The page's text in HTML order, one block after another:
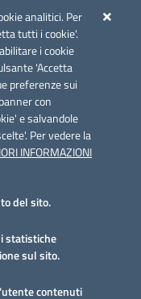
analitici. Per
tutti i cookie'.
i cookie
'Accetta
preferenze sui
con
e salvandole
Per vedere la
INFORMAZIONI
del sito.
statistiche
sul sito.
contenuti